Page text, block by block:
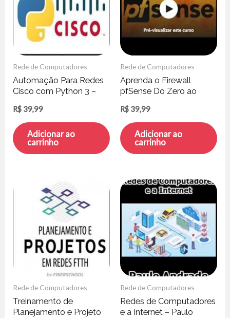
Rede de Computadores
Automação Para Redes
Cisco com Python 3 –
R$ 39,99
Adicionar ao
carrinho
Rede de Computadores
Aprenda o Firewall
pfSense Do Zero ao
Mazuco
R$ 39,99
Adicionar ao
carrinho
Rede de Computadores
Treinamento de
Planejamento e Projeto
Rede de Computadores
Redes de Computadores
e a Internet – Paulo